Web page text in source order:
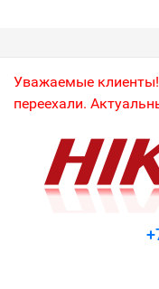
Уважаемые
переехали.